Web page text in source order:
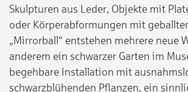
Skulpturen aus Leder, Objekte mit
oder Körperabformungen mit
„Mirrorball“ entstehen mehrere neue
anderem ein schwarzer Garten im
begehbare Installation mit
schwarzblühenden Pflanzen, ein